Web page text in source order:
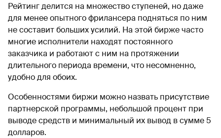
Рейтинг делится на множество ступеней, но даже
для менее опытного фрилансера подняться по ним
не составит больших усилий. На этой бирже часто
многие исполнители находят постоянного
заказчика и работают с ним на протяжении
длительного периода времени, что несомненно,
удобно для обоих.
Особенностями биржи можно назвать присутствие
партнерской программы, небольшой процент при
выводе средств и минимальный их вывод в сумме 5
долларов.